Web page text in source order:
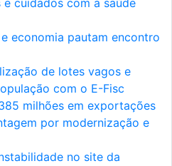
cuidados com a saúde
economia pautam encontro
de lotes vagos e
com o E-Fisc
milhões em exportações
por modernização e
no site da